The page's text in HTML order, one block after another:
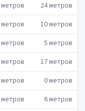
метров 24метров
метров 10метров
метров 5 метров
метров 17метров
метров 0метров
метров 6метров